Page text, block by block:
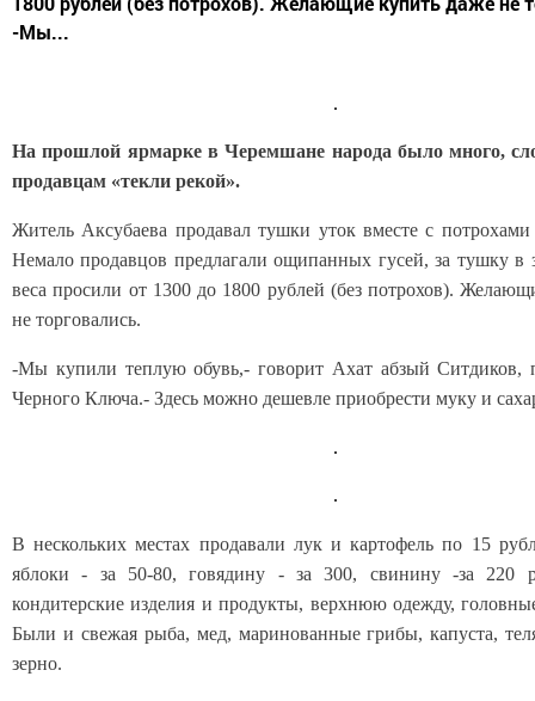
-Мы...
На прошлой ярмарке в Черемшане народа было много,
продавцам «текли рекой».
Житель Аксубаева продавал тушки уток вместе с потрохами
Немало продавцов предлагали ощипанных гусей, за тушку в
веса просили от 1300 до 1800 рублей (без потрохов).
не торговались.
-Мы купили теплую обувь,- говорит Ахат абзый Ситдиков,
Черного Ключа.- Здесь можно дешевле приобрести муку и
В нескольких местах продавали лук и картофель по 15
яблоки - за 50-80, говядину - за 300, свинину -за 220
кондитерские изделия и продукты, верхнюю одежду,
Были и свежая рыба, мед, маринованные грибы, капуста,
зерно.